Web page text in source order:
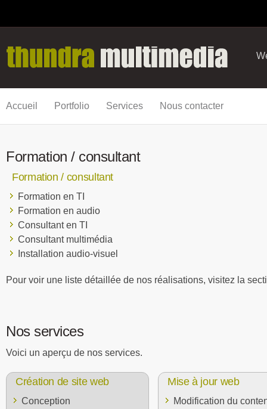
Accueil Portfolio Services Nous contacter
Formation / consultant
Formation / consultant
Formation en TI
Formation en audio
Consultant en TI
Consultant multimédia
Installation audio-visuel
Pour voir une liste détaillée de nos réalisations, visitez la
Nos services
Voici un aperçu de nos services.
Création de site web
Conception
Mise à jour web
Modification du